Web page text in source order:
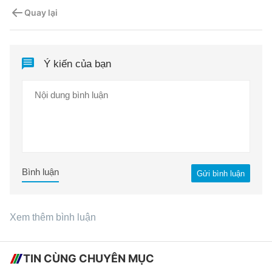
Quay lại
Ý kiến của bạn
Gửi bình luận
Bình luận
Xem thêm bình luận
TIN CÙNG CHUYÊN MỤC